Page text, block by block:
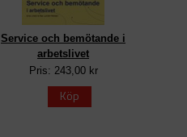
Service och bemötande i
arbetslivet
Pris: 243,00 kr
Köp